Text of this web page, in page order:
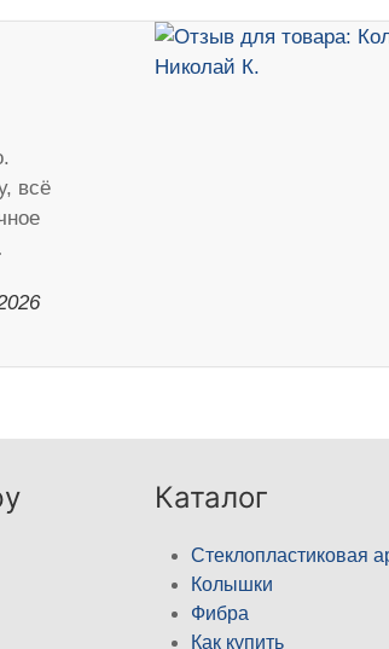
всё
Каталог
Стеклопластиковая
Колышки
Фибра
Как купить